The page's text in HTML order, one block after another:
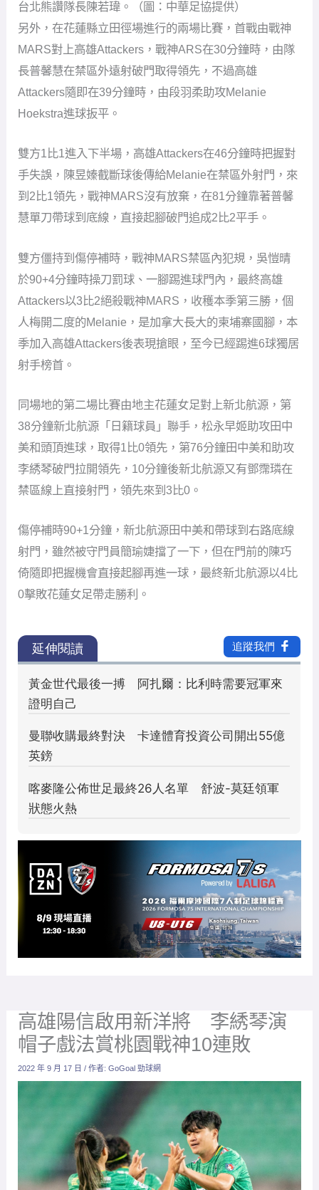
台北熊讚隊長陳若瑋。（圖：中華足協提供）
另外，在花蓮縣立田徑場進行的兩場比賽，首戰由戰神
MARS對上高雄Attackers，戰神ARS在30分鐘時，由隊
長普馨慧在禁區外遠射破門取得領先，不過高雄
Attackers隨即在39分鐘時，由段羽柔助攻Melanie
Hoekstra進球扳平。
雙方1比1進入下半場，高雄Attackers在46分鐘時把握對
手失誤，陳昱嫀截斷球後傳給Melanie在禁區外射門，來
到2比1領先，戰神MARS沒有放棄，在81分鐘靠著普馨
慧單刀帶球到底線，直接起腳破門追成2比2平手。
雙方僵持到傷停補時，戰神MARS禁區內犯規，吳愷晴
於90+4分鐘時操刀罰球、一腳踢進球門內，最終高雄
Attackers以3比2絕殺戰神MARS，收穫本季第三勝，個
人梅開二度的Melanie，是加拿大長大的柬埔寨國腳，本
季加入高雄Attackers後表現搶眼，至今已經踢進6球獨居
射手榜首。
同場地的第二場比賽由地主花蓮女足對上新北航源，第
38分鐘新北航源「日籍球員」聯手，松永早姬助攻田中
美和頭頂進球，取得1比0領先，第76分鐘田中美和助攻
李綉琴破門拉開領先，10分鐘後新北航源又有鄧霈璘在
禁區線上直接射門，領先來到3比0。
傷停補時90+1分鐘，新北航源田中美和帶球到右路底線
射門，雖然被守門員簡瑜婕擋了一下，但在門前的陳巧
倚隨即把握機會直接起腳再進一球，最終新北航源以4比
0擊敗花蓮女足帶走勝利。
高雄陽信啟用新洋將 李綉琴演
帽子戲法賞桃園戰神10連敗
2022 年 9 月 17 日/ 作者:GoGoal 勁球網